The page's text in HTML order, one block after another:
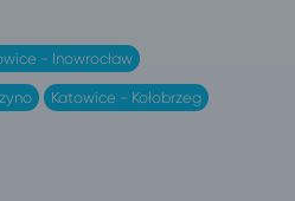
- Inowrocław
Katowice - Kołobrzeg